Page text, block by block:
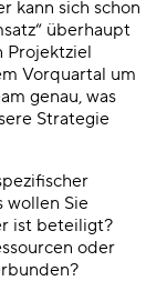
kann sich schon
überhaupt
Projektziel
Vorquartal um
genau, was
Strategie
wollen Sie
ist beteiligt?
oder